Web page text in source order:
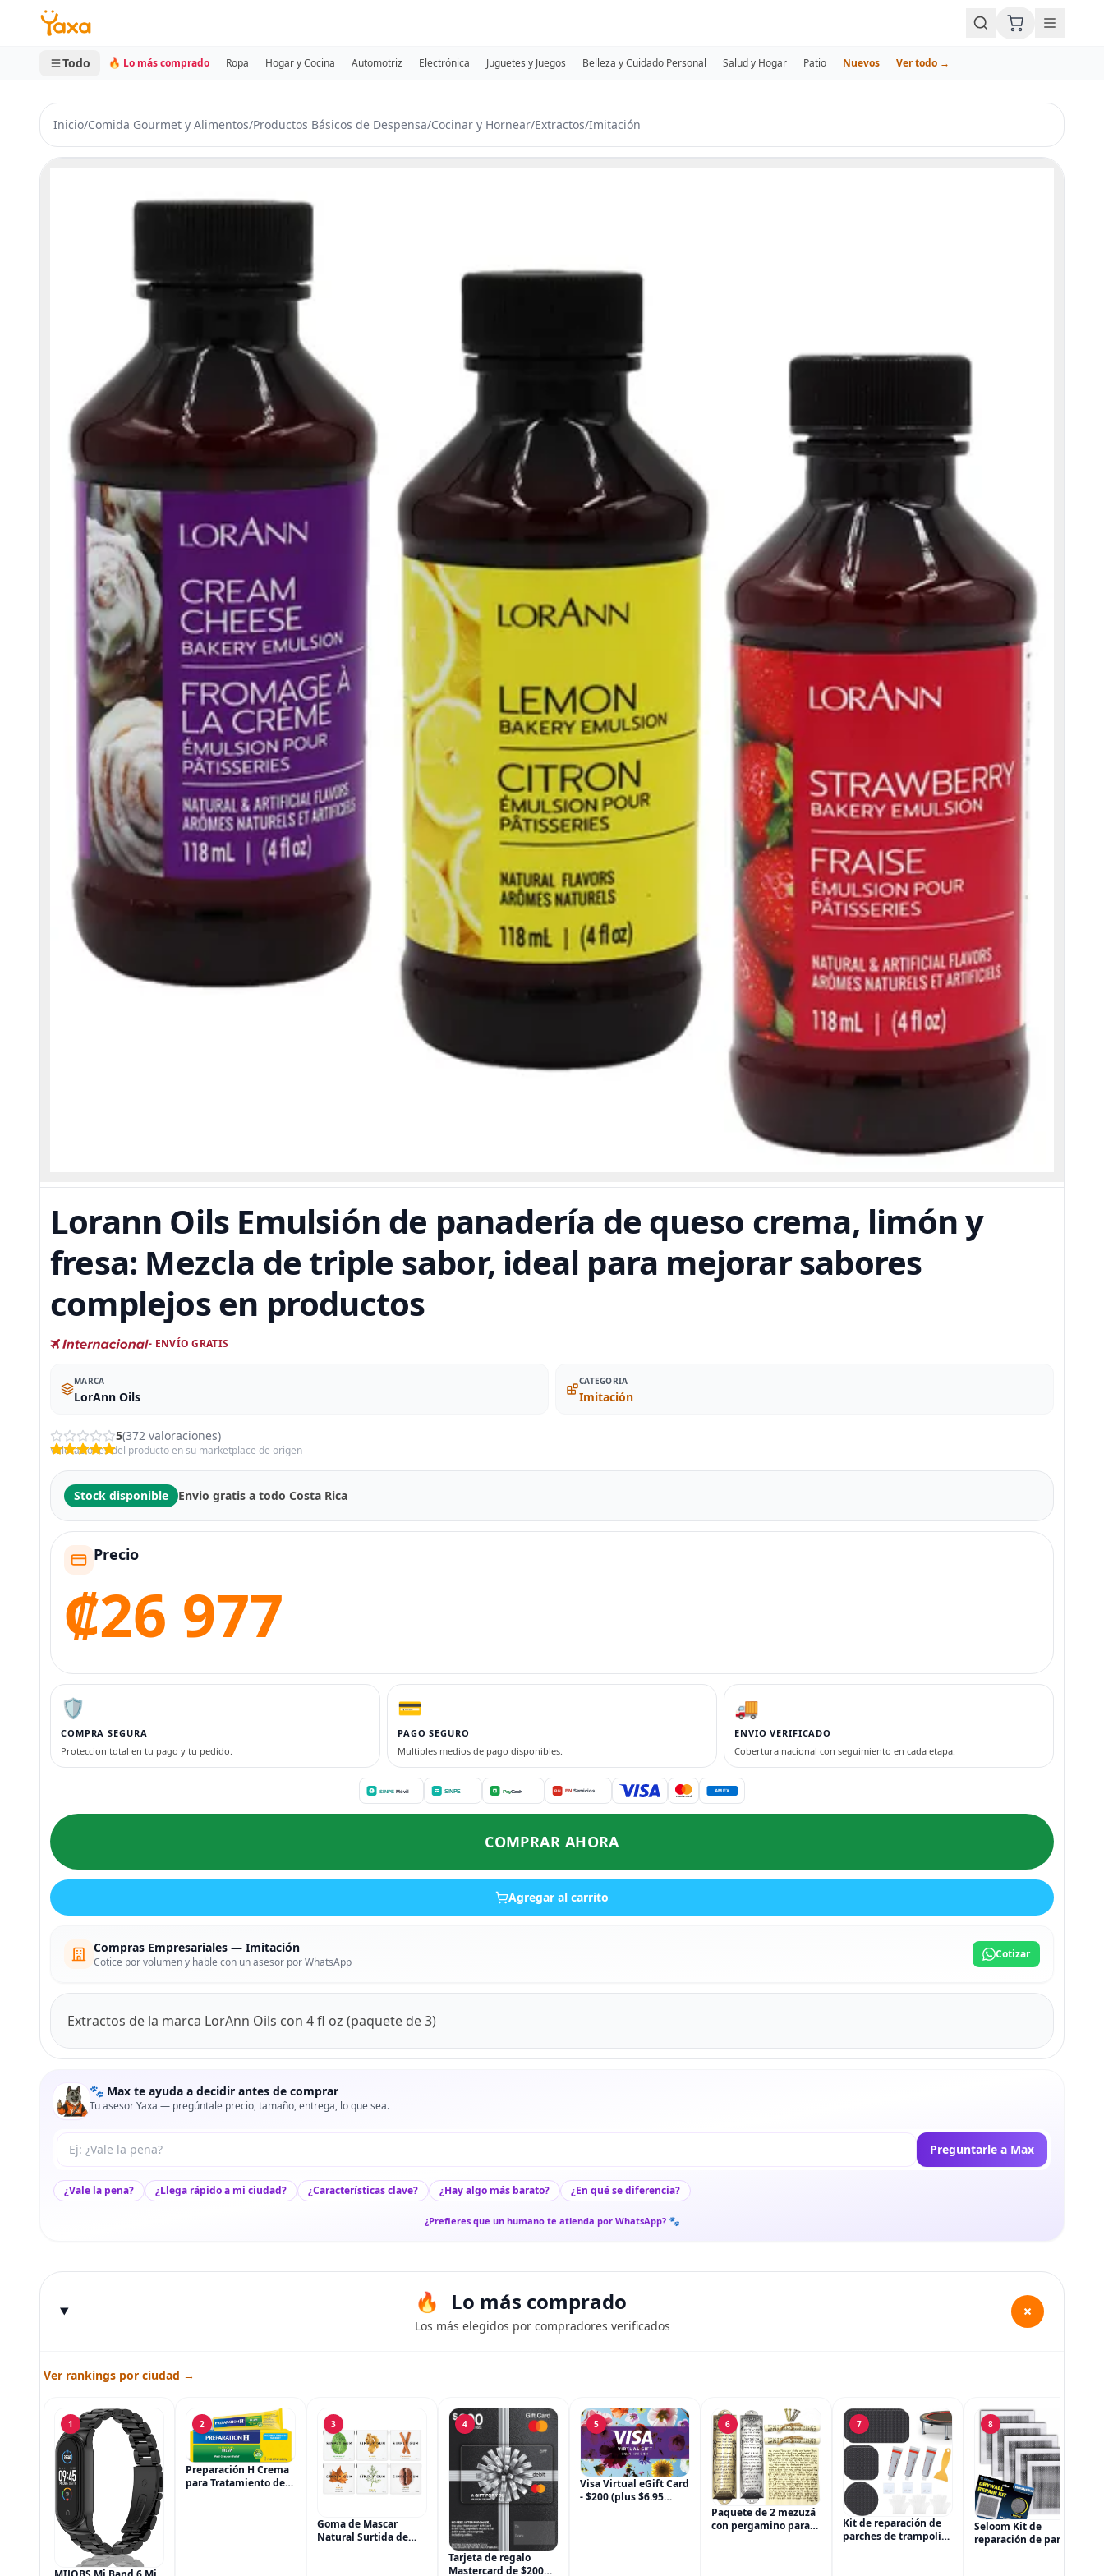
MINI CARRITO
0 productos
Todo 🔥 Lo más comprado Ropa Hogar y Cocina Automotriz Electrónica Juguetes y Juegos Belleza y Cuidado Personal Salud y Hogar Patio Nuevos Ver todo →
Inicio/Comida Gourmet y Alimentos/Productos Básicos de Despensa/Cocinar y Hornear/Extractos/Imitación
Lorann Oils Emulsión de panadería de queso crema, limón y
fresa: Mezcla de triple sabor, ideal para mejorar sabores
complejos en productos
- ENVÍO GRATIS
MARCA
LorAnn Oils
CATEGORIA
Imitación
5(372 valoraciones)
Valoraciones del producto en su marketplace de origen
Stock disponible Envio gratis a todo Costa Rica
Precio
₡26 977
🛡️
COMPRA SEGURA
Proteccion total en tu pago y tu pedido.
💳
PAGO SEGURO
Multiples medios de pago disponibles.
🚚
ENVIO VERIFICADO
Cobertura nacional con seguimiento en cada etapa.
COMPRAR AHORA
Agregar al carrito
Compras Empresariales — Imitación
Cotice por volumen y hable con un asesor por WhatsApp
Cotizar
Extractos de la marca LorAnn Oils con 4 fl oz (paquete de 3)
🐾 Max te ayuda a decidir antes de comprar
Tu asesor Yaxa — pregúntale precio, tamaño, entrega, lo que sea.
Tu pregunta a Max Preguntarle a Max
¿Vale la pena? ¿Llega rápido a mi ciudad? ¿Características clave? ¿Hay algo más barato? ¿En qué se diferencia?
¿Prefieres que un humano te atienda por WhatsApp? 🐾
Lo más comprado
Los más elegidos por compradores verificados
+
Ver rankings por ciudad →
1 2
Preparación H Crema
para Tratamiento de
3
Goma de Mascar
Natural Surtida de
4
Tarjeta de regalo
Mastercard de $200
5
Visa Virtual eGift Card
- $200 (plus $6.95
6
Paquete de 2 mezuzá
con pergamino para
7
Kit de reparación de
parches de trampolín
8
Seloom Kit de
reparación de paneles